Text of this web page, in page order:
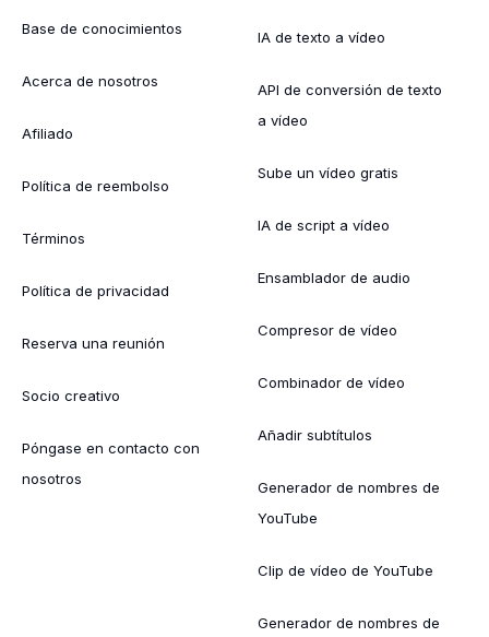
Base de conocimientos
Acerca de nosotros
Afiliado
Política de reembolso
Términos
Política de privacidad
Reserva una reunión
Socio creativo
Póngase en contacto con
nosotros
IA de texto a vídeo
API de conversión de texto
a vídeo
Sube un vídeo gratis
IA de script a vídeo
Ensamblador de audio
Compresor de vídeo
Combinador de vídeo
Añadir subtítulos
Generador de nombres de
YouTube
Clip de vídeo de YouTube
Generador de nombres de